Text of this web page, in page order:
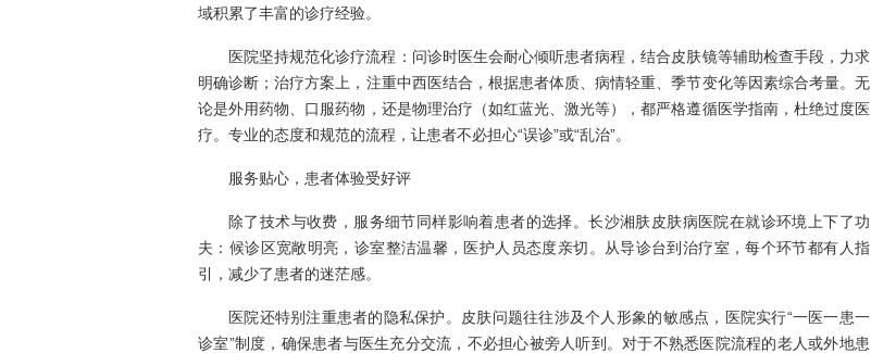
域积累了丰富的诊疗经验。
医院坚持规范化诊疗流程：问诊时医生会耐心倾听患者病程，结合皮肤镜等辅助检查手段，力求
明确诊断；治疗方案上，注重中西医结合，根据患者体质、病情轻重、季节变化等因素综合考量。无
论是外用药物、口服药物，还是物理治疗（如红蓝光、激光等），都严格遵循医学指南，杜绝过度医
疗。专业的态度和规范的流程，让患者不必担心“误诊”或“乱治”。
服务贴心，患者体验受好评
除了技术与收费，服务细节同样影响着患者的选择。长沙湘肤皮肤病医院在就诊环境上下了功
夫：候诊区宽敞明亮，诊室整洁温馨，医护人员态度亲切。从导诊台到治疗室，每个环节都有人指
引，减少了患者的迷茫感。
医院还特别注重患者的隐私保护。皮肤问题往往涉及个人形象的敏感点，医院实行“一医一患一
诊室”制度，确保患者与医生充分交流，不必担心被旁人听到。对于不熟悉医院流程的老人或外地患